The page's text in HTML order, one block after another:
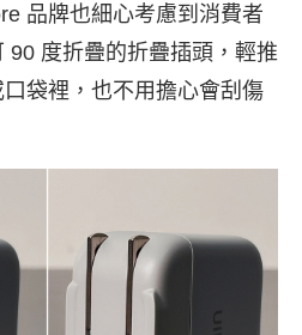
品牌也細心考慮到消費者
90 度折疊的折疊插頭，輕推
袋裡，也不用擔心會刮傷